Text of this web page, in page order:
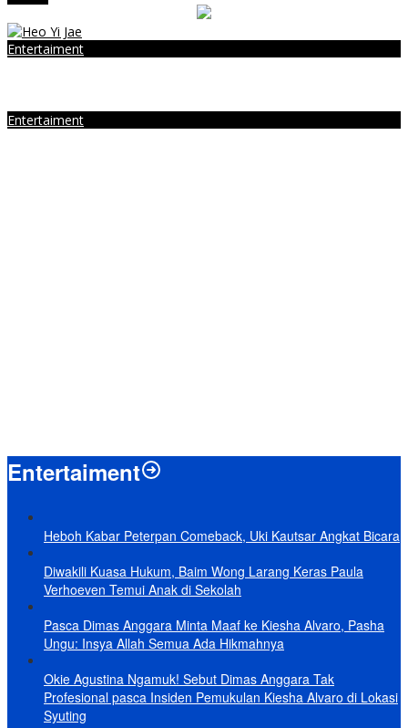
Entertaiment
Entertaiment
Entertaiment
Heboh Kabar Peterpan Comeback, Uki Kautsar Angkat Bicara
Diwakili Kuasa Hukum, Baim Wong Larang Keras Paula
Verhoeven Temui Anak di Sekolah
Pasca Dimas Anggara Minta Maaf ke Kiesha Alvaro, Pasha
Ungu: Insya Allah Semua Ada Hikmahnya
Okie Agustina Ngamuk! Sebut Dimas Anggara Tak
Profesional pasca Insiden Pemukulan Kiesha Alvaro di Lokasi
Syuting